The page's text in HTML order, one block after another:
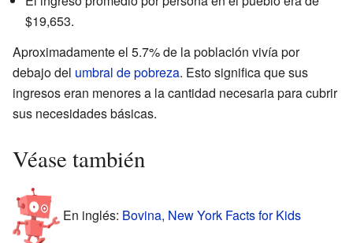
$19,653.
Aproximadamente el 5.7% de la población vivía por
debajo del umbral de pobreza. Esto significa que sus
ingresos eran menores a la cantidad necesaria para cubrir
sus necesidades básicas.
Véase también
En inglés: Bovina, New York Facts for Kids